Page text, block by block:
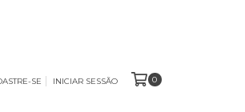
SE INICIAR SESSÃO 0